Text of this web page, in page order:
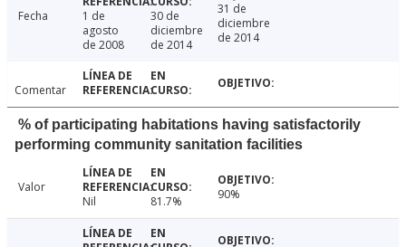
Fecha
1 de
agosto
de 2008
30 de
diciembre
de 2014
31 de
diciembre
de 2014
Comentar
% of participating habitations having satisfactorily
performing community sanitation facilities
Valor
Nil
81.7% 90%